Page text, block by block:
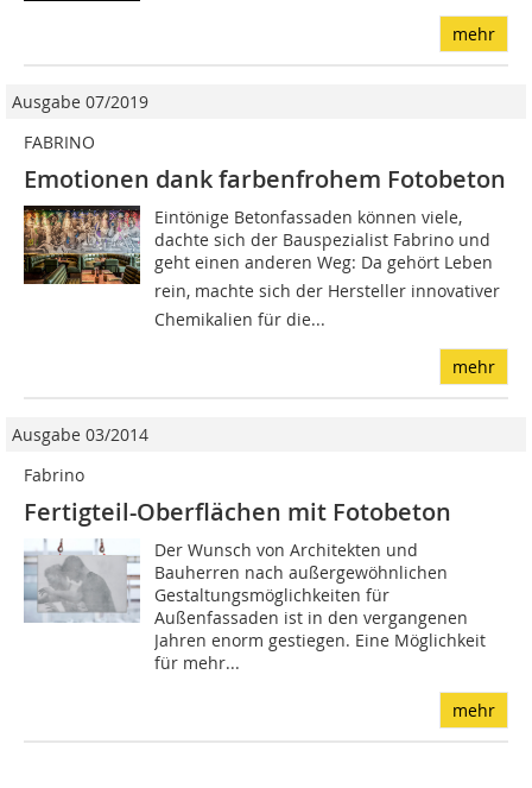
mehr
Ausgabe 07/2019
FABRINO
Emotionen dank farbenfrohem Fotobeton
Eintönige Betonfassaden können viele,
dachte sich der Bauspezialist Fabrino und
geht einen anderen Weg: Da gehört Leben
rein, machte sich der Hersteller innovativer
Chemikalien für die...
mehr
Ausgabe 03/2014
Fabrino
Fertigteil-Oberflächen mit Fotobeton
Der Wunsch von Architekten und
Bauherren nach außergewöhnlichen
Gestaltungsmöglichkeiten für
Außenfassaden ist in den vergangenen
Jahren enorm gestiegen. Eine Möglichkeit
für mehr...
mehr